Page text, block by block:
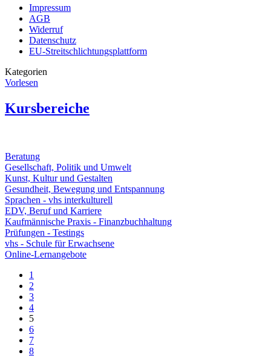
Impressum
AGB
Widerruf
Datenschutz
EU-Streitschlichtungsplattform
Kategorien
Vorlesen
Kursbereiche
Beratung
Gesellschaft, Politik und Umwelt
Kunst, Kultur und Gestalten
Gesundheit, Bewegung und Entspannung
Sprachen - vhs interkulturell
EDV, Beruf und Karriere
Kaufmännische Praxis - Finanzbuchhaltung
Prüfungen - Testings
vhs - Schule für Erwachsene
Online-Lernangebote
1
2
3
4
5
6
7
8